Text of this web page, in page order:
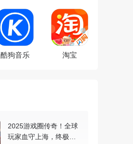
酷狗音乐 淘宝
2025游戏圈传奇！全球
玩家血守上海，终极梦